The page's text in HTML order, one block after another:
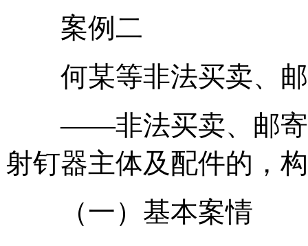
案例二
何某等非法买卖、邮
——非法买卖、邮寄
射钉器主体及配件的，
（一）基本案情